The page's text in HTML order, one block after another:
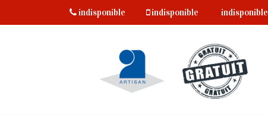
indisponible indisponible indisponible